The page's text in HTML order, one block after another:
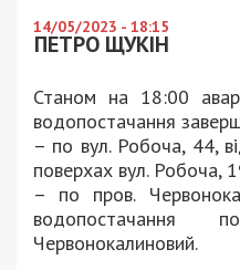
14/05/2023 - 18:15
ПЕТРО ЩУКІН
Станом на 18:00
водопостачання
– по вул. Робоча, 44,
поверхах вул. Робоча,
– по пров.
водопостачання
Червонокалиновий.